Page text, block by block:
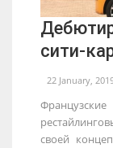
сити-
22 January,
своей